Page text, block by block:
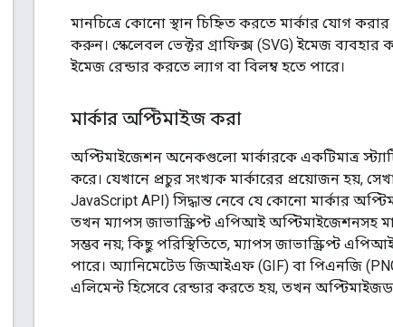
মানচিত্রে কোনো স্থান চিহ্নিত করতে মার্কার যোগ
করুন। স্কেলেবল ভেক্টর গ্রাফিক্স (SVG) ইমেজ
ইমেজ রেন্ডার করতে ল্যাগ বা বিলম্ব হতে পারে।
মার্কার অপ্টিমাইজ করা
অপ্টিমাইজেশন অনেকগুলো মার্কারকে একটিমাত্র
করে। যেখানে প্রচুর সংখ্যক মার্কারের প্রয়োজন হয়,
JavaScript API) সিদ্ধান্ত নেবে যে কোনো মার্কার
তখন ম্যাপস জাভাস্ক্রিপ্ট এপিআই অপ্টিমাইজেশনসহ
সম্ভব নয়; কিছু পরিস্থিতিতে, ম্যাপস জাভাস্ক্রিপ্ট
পারে। অ্যানিমেটেড জিআইএফ (GIF) বা পিএনজি
এলিমেন্ট হিসেবে রেন্ডার করতে হয়, তখন অপ্টিমাইজড